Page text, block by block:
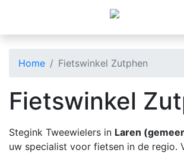
Home Fietswinkel Zutphen
Fietswinkel
Stegink Tweewielers in Laren
uw specialist voor fietsen in de regio.